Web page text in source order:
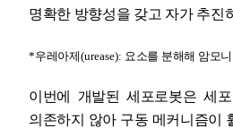
명확한 방향성을 갖고 자가 추진
*우레아제(urease): 요소를 분해해 암모
이번에 개발된 세포로봇은 세
의존하지 않아 구동 메커니즘이